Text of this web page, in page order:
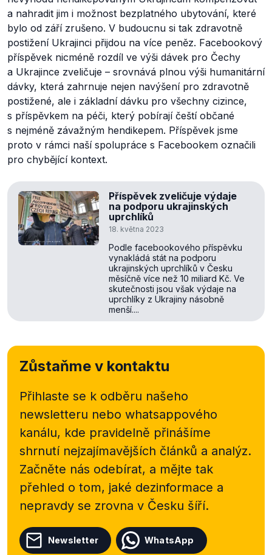
a nahradit jim i možnost bezplatného ubytování, které
bylo od září zrušeno. V budoucnu si tak zdravotně
postižení Ukrajinci přijdou na více peněz. Facebookový
příspěvek nicméně rozdíl ve výši dávek pro Čechy
a Ukrajince zveličuje – srovnává plnou výši humanitární
dávky, která zahrnuje nejen navýšení pro zdravotně
postižené, ale i základní dávku pro všechny cizince,
s příspěvkem na péči, který pobírají čeští občané
s nejméně závažným hendikepem. Příspěvek jsme
proto v rámci naší spolupráce s Facebookem označili
pro chybějící kontext.
Příspěvek zveličuje výdaje
na podporu ukrajinských
uprchlíků
18. května 2023
Podle facebookového příspěvku
vynakládá stát na podporu
ukrajinských uprchlíků v Česku
měsíčně více než 10 miliard Kč. Ve
skutečnosti jsou však výdaje na
uprchlíky z Ukrajiny násobně
menší....
Zůstaňme v kontaktu
Přihlaste se k odběru našeho
newsletteru nebo whatsappového
kanálu, kde pravidelně přinášíme
shrnutí nejzajímavějších článků a analýz.
Začněte nás odebírat, a mějte tak
přehled o tom, jaké dezinformace a
nepravdy se zrovna v Česku šíří.
Newsletter WhatsApp